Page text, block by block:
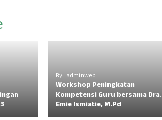
By : adminweb
Workshop Peningkatan
Kompetensi Guru bersama Dra.
Emie Ismiatie, M.Pd